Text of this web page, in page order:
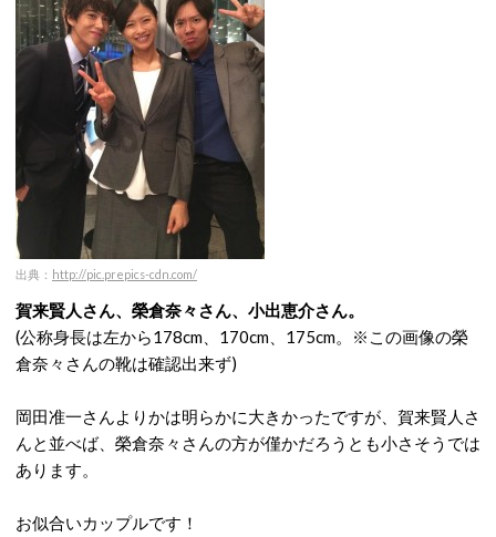
出典： http://pic.prepics-cdn.com/
賀来賢人さん、榮倉奈々さん、小出恵介さん。
(公称身長は左から178cm、170cm、175cm。※この画像の榮
倉奈々さんの靴は確認出来ず)
岡田准一さんよりかは明らかに大きかったですが、賀来賢人さ
んと並べば、榮倉奈々さんの方が僅かだろうとも小さそうでは
あります。
お似合いカップルです！